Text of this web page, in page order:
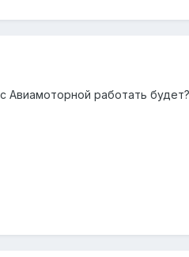
Авиамоторной работать будет?